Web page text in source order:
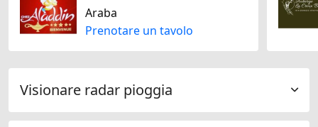
Araba
Prenotare un tavolo
Visionare radar pioggia